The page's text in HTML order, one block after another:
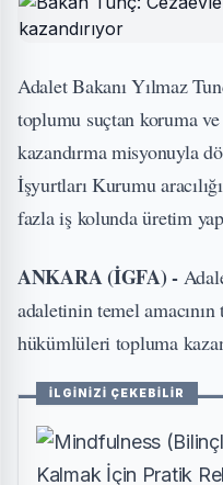
Adalet Bakanı Yılmaz
toplumu suçtan koruma
kazandırma misyonuyla
İşyurtları Kurumu
fazla iş kolunda üretim
ANKARA (İGFA) -
adaletinin temel
hükümlüleri topluma
İLGİNİZİ ÇEKEBİLİR